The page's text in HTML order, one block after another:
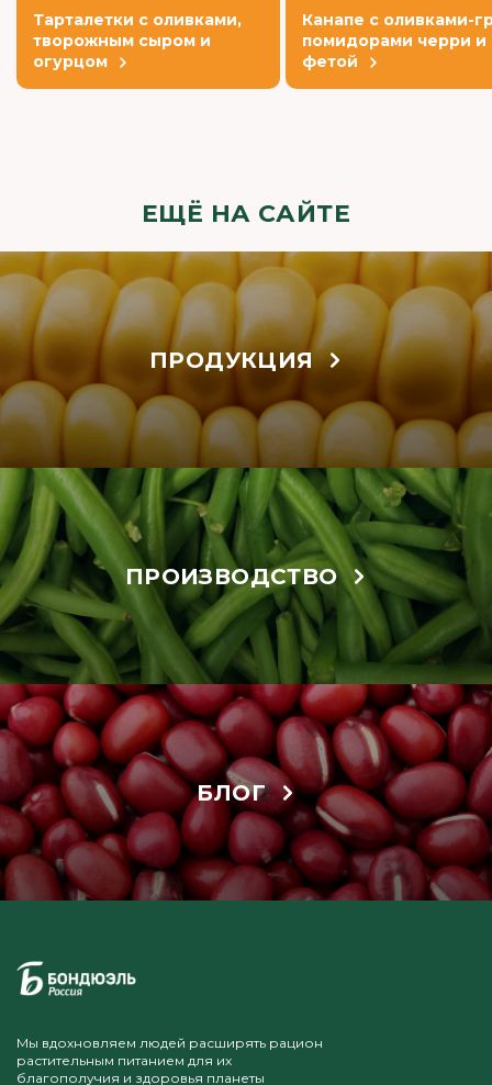
Тарталетки с оливками,
творожным сыром и
огурцом
Канапе с оливками-
помидорами черри и
фетой
ЕЩЁ НА САЙТЕ
ПРОДУКЦИЯ
ПРОИЗВОДСТВО
БЛОГ
Мы вдохновляем людей расширять рацион
растительным питанием для их
благополучия и здоровья планеты